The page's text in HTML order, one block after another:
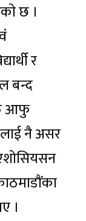
छ ।
र
बन्द
आफु
नै असर
।